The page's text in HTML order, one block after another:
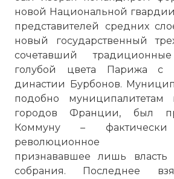
новой Национальной
представителей средних
новый государственный
сочетавший
голубой цвета Парижа с
династии Бурбонов.
подобно муниципалитетам
городов Франции, был
Коммуну – фактически
революционное
признававшее лишь власть
собрания. Последнее